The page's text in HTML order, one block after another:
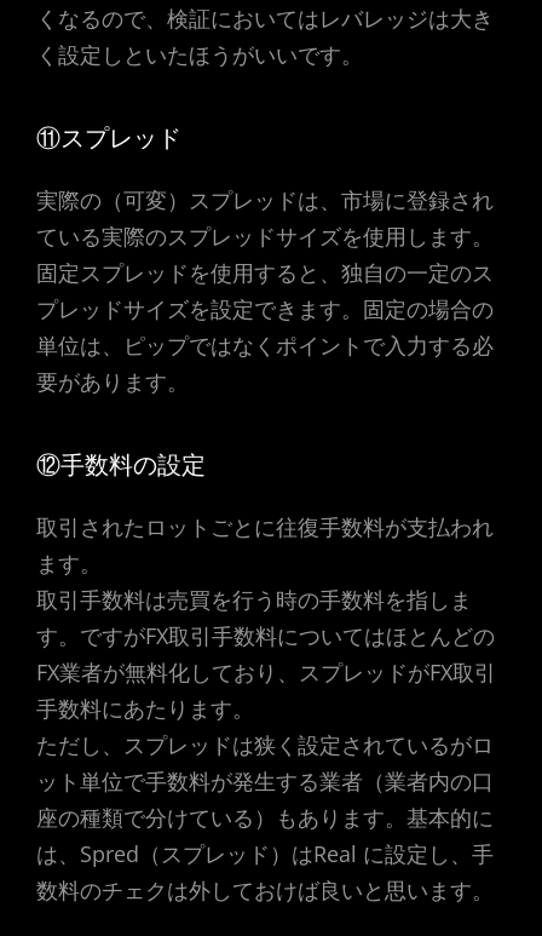
くなるので、検証においてはレバレッジは大き
く設定しといたほうがいいです。
⑪スプレッド
実際の（可変）スプレッドは、市場に登録され
ている実際のスプレッドサイズを使用します。
固定スプレッドを使用すると、独自の一定のス
プレッドサイズを設定できます。固定の場合の
単位は、ピップではなくポイントで入力する必
要があります。
⑫手数料の設定
取引されたロットごとに往復手数料が支払われ
ます。
取引手数料は売買を行う時の手数料を指しま
す。ですがFX取引手数料についてはほとんどの
FX業者が無料化しており、スプレッドがFX取引
手数料にあたります。
ただし、スプレッドは狭く設定されているがロ
ット単位で手数料が発生する業者（業者内の口
座の種類で分けている）もあります。基本的に
は、Spred（スプレッド）はReal に設定し、手
数料のチェクは外しておけば良いと思います。